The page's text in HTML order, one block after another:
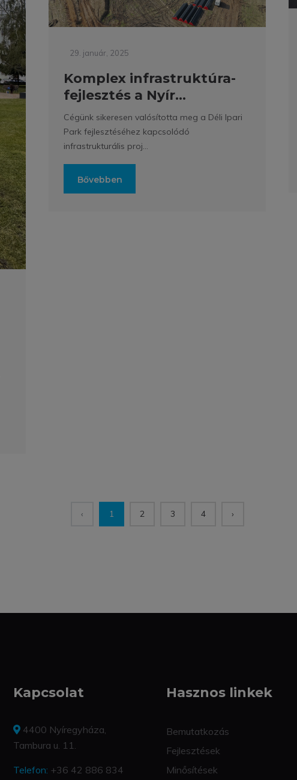
29. január, 2025
Komplex infrastruktúra-
fejlesztés a Nyír...
Cégünk sikeresen valósította meg a Déli Ipari
Park fejlesztéséhez kapcsolódó
infrastrukturális proj...
Bővebben
‹ 1 2 3 4 ›
Kapcsolat
4400 Nyíregyháza,
Tambura u. 11.
Telefon: +36 42 886 834
Hasznos linkek
Bemutatkozás
Fejlesztések
Minősítések